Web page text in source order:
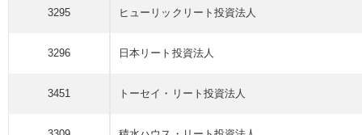
3295 ヒューリックリート 投資法人
3296 日本リート 投資法人
3451 トーセイ・リート 投資法人